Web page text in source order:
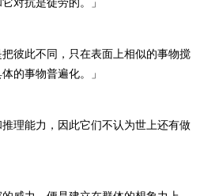
把彼此不同，只在表面上相似的事物搅
的事物普遍化。」
推理能力，因此它们不认为世上还有做